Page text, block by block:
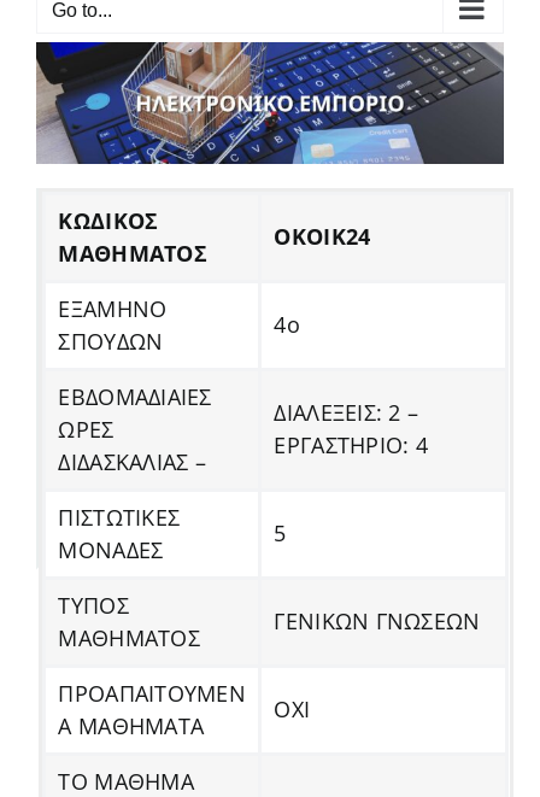
Go to...
ΚΩΔΙΚΟΣ
ΜΑΘΗΜΑΤΟΣ
ΟΚΟΙΚ24
ΕΞΑΜΗΝΟ
ΣΠΟΥΔΩΝ
4ο
ΕΒΔΟΜΑΔΙΑΙΕΣ
ΩΡΕΣ
ΔΙΔΑΣΚΑΛΙΑΣ –
ΔΙΑΛΕΞΕΙΣ: 2 –
ΕΡΓΑΣΤΗΡΙΟ: 4
ΠΙΣΤΩΤΙΚΕΣ
ΜΟΝΑΔΕΣ
5
ΤΥΠΟΣ
ΜΑΘΗΜΑΤΟΣ
ΓΕΝΙΚΩΝ ΓΝΩΣΕΩΝ
ΠΡΟΑΠΑΙΤΟΥΜΕΝ
Α ΜΑΘΗΜΑΤΑ
ΟΧΙ
ΤΟ ΜΑΘΗΜΑ